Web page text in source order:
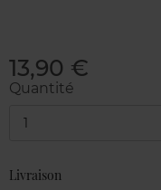
13,90 €
Quantité
1
Livraison